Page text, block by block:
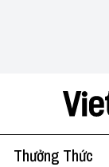
Thưởng Thức